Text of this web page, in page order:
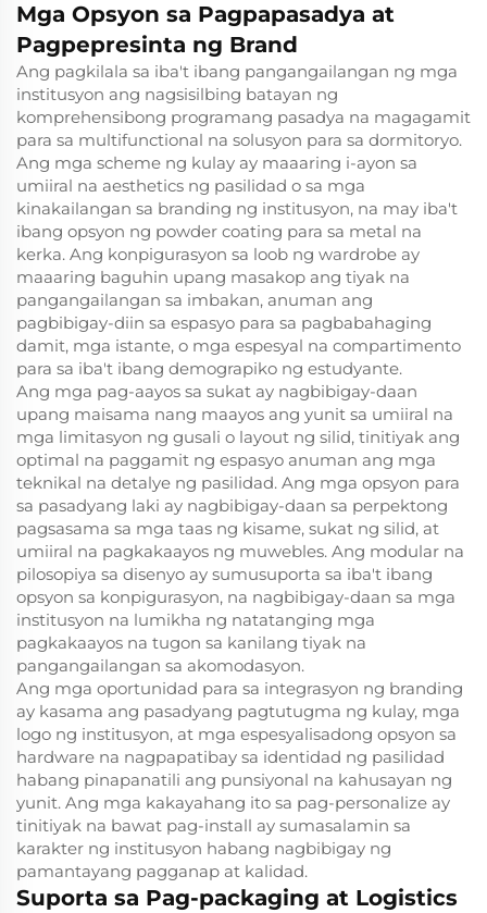
Mga Opsyon sa Pagpapasadya at
Pagpepresinta ng Brand
Ang pagkilala sa iba't ibang pangangailangan ng mga
institusyon ang nagsisilbing batayan ng
komprehensibong programang pasadya na magagamit
para sa multifunctional na solusyon para sa dormitoryo.
Ang mga scheme ng kulay ay maaaring i-ayon sa
umiiral na aesthetics ng pasilidad o sa mga
kinakailangan sa branding ng institusyon, na may iba't
ibang opsyon ng powder coating para sa metal na
kerka. Ang konpigurasyon sa loob ng wardrobe ay
maaaring baguhin upang masakop ang tiyak na
pangangailangan sa imbakan, anuman ang
pagbibigay-diin sa espasyo para sa pagbabahaging
damit, mga istante, o mga espesyal na compartimento
para sa iba't ibang demograpiko ng estudyante.
Ang mga pag-aayos sa sukat ay nagbibigay-daan
upang maisama nang maayos ang yunit sa umiiral na
mga limitasyon ng gusali o layout ng silid, tinitiyak ang
optimal na paggamit ng espasyo anuman ang mga
teknikal na detalye ng pasilidad. Ang mga opsyon para
sa pasadyang laki ay nagbibigay-daan sa perpektong
pagsasama sa mga taas ng kisame, sukat ng silid, at
umiiral na pagkakaayos ng muwebles. Ang modular na
pilosopiya sa disenyo ay sumusuporta sa iba't ibang
opsyon sa konpigurasyon, na nagbibigay-daan sa mga
institusyon na lumikha ng natatanging mga
pagkakaayos na tugon sa kanilang tiyak na
pangangailangan sa akomodasyon.
Ang mga oportunidad para sa integrasyon ng branding
ay kasama ang pasadyang pagtutugma ng kulay, mga
logo ng institusyon, at mga espesyalisadong opsyon sa
hardware na nagpapatibay sa identidad ng pasilidad
habang pinapanatili ang punsiyonal na kahusayan ng
yunit. Ang mga kakayahang ito sa pag-personalize ay
tinitiyak na bawat pag-install ay sumasalamin sa
karakter ng institusyon habang nagbibigay ng
pamantayang pagganap at kalidad.
Suporta sa Pag-packaging at Logistics